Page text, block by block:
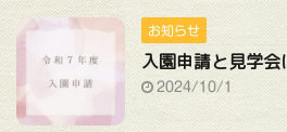
お知らせ
入園申請と見学会
2024/10/1